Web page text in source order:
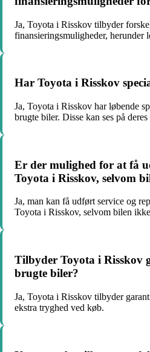
Ja, Toyota i Risskov tilbyder
finansieringsmuligheder, herunder
Har Toyota i Risskov
Ja, Toyota i Risskov har løbende
brugte biler. Disse kan ses på
Er der mulighed for at få
Toyota i Risskov, selvom
Ja, man kan få udført service og
Toyota i Risskov, selvom bilen
Tilbyder Toyota i Risskov
brugte biler?
Ja, Toyota i Risskov tilbyder
ekstra tryghed ved køb.